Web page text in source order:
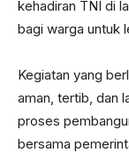
kehadiran TNI di
bagi warga untuk
Kegiatan yang
aman, tertib, dan
proses
bersama